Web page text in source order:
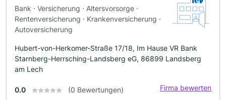
Bank · Versicherung · Altersvorsorge ·
Rentenversicherung · Krankenversicherung ·
Autoversicherung
Hubert-von-Herkomer-Straße 17/18, Im Hause VR Bank
Starnberg-Herrsching-Landsberg eG, 86899 Landsberg
am Lech
0.0 (0 Bewertungen) Firma bewerten